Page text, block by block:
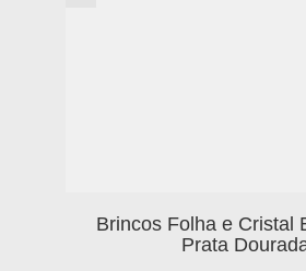
Brincos Folha e Cristal
Prata